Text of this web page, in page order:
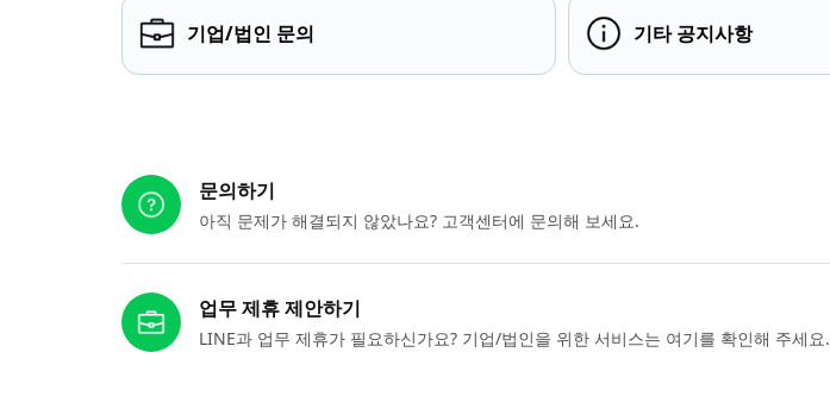
기업/법인 문의 기타 공지사항
문의하기
아직 문제가 해결되지 않았나요? 고객센터에 문의해 보세요.
업무 제휴 제안하기
LINE과 업무 제휴가 필요하신가요? 기업/법인을 위한 서비스는 여기를 확인해 주세요.